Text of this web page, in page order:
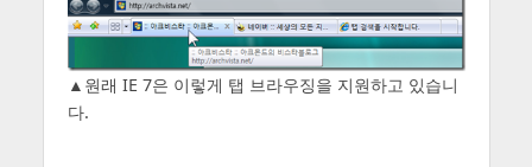
▲원래 IE 7은 이렇게 탭 브라우징을 지원하고 있습니
다.